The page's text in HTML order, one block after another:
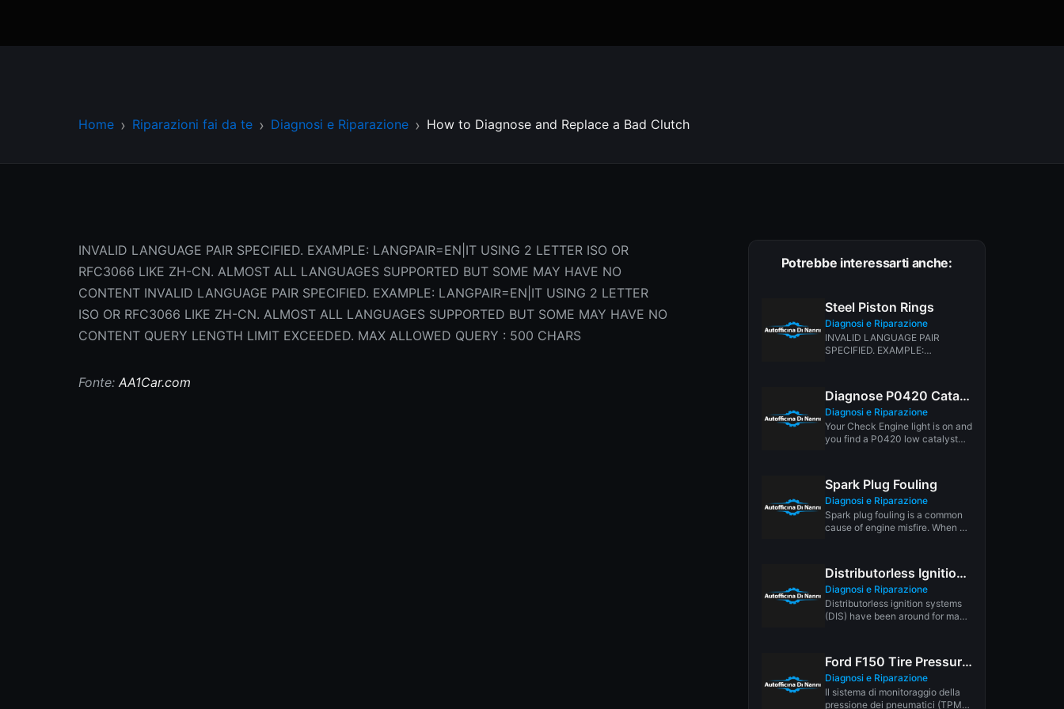
Home Riparazioni fai da te Diagnosi e Riparazione How to Diagnose and Replace a Bad Clutch
INVALID LANGUAGE PAIR SPECIFIED. EXAMPLE: LANGPAIR=EN|IT USING 2 LETTER ISO OR
RFC3066 LIKE ZH-CN. ALMOST ALL LANGUAGES SUPPORTED BUT SOME MAY HAVE NO
CONTENT INVALID LANGUAGE PAIR SPECIFIED. EXAMPLE: LANGPAIR=EN|IT USING 2 LETTER
ISO OR RFC3066 LIKE ZH-CN. ALMOST ALL LANGUAGES SUPPORTED BUT SOME MAY HAVE NO
CONTENT QUERY LENGTH LIMIT EXCEEDED. MAX ALLOWED QUERY : 500 CHARS
Fonte:AA1Car.com
Potrebbe interessarti anche:
Steel Piston Rings
Diagnosi e Riparazione
INVALID LANGUAGE PAIR
SPECIFIED. EXAMPLE:
Diagnose P0420 Catalytic Converter Code
Diagnosi e Riparazione
Your Check Engine light is on and
you find a P0420 low catalyst
Spark Plug Fouling
Diagnosi e Riparazione
Spark plug fouling is a common
cause of engine misfire. When a
Distributorless Ignition Systems Explained
Diagnosi e Riparazione
Distributorless ignition systems
(DIS) have been around for many
Ford F150 Tire Pressure Monitor System
Diagnosi e Riparazione
Il sistema di monitoraggio della
pressione dei pneumatici (TPMS)